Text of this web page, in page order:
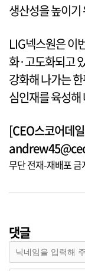
생산성을 높이기
LIG넥스원은 이
화·고도화되고
강화해 나가는
심인재를 육성해
[CEO스코어데
무단 전재-재배포
댓글